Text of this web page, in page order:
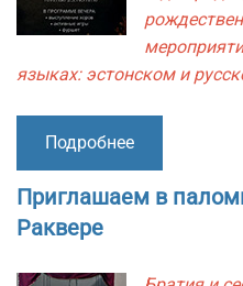
языках: эстонском и
Подробнее
Приглашаем в
Раквере